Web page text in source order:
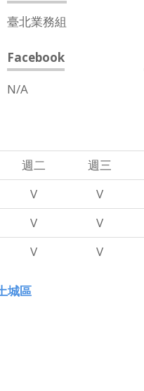
臺北業務組
Facebook
N/A
週二 週三
V V
V V
V V
城區